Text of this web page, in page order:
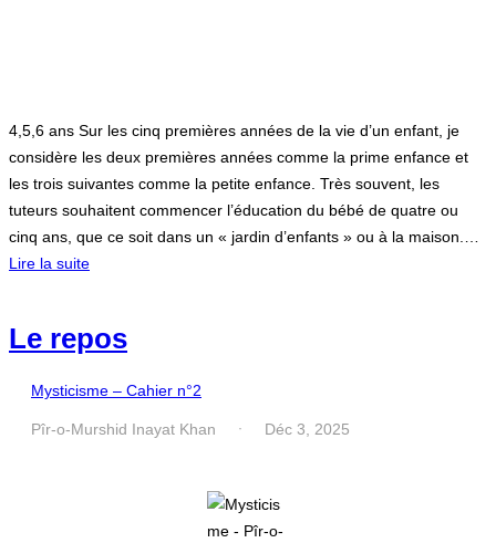
4,5,6 ans Sur les cinq premières années de la vie d’un enfant, je
considère les deux premières années comme la prime enfance et
les trois suivantes comme la petite enfance. Très souvent, les
tuteurs souhaitent commencer l’éducation du bébé de quatre ou
cinq ans, que ce soit dans un « jardin d’enfants » ou à la maison.…
Lire la suite
Le repos
Mysticisme – Cahier n°2
Pîr-o-Murshid Inayat Khan · Déc 3, 2025